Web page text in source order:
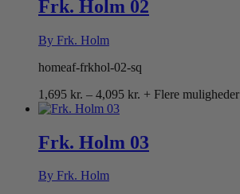
Frk. Holm 02
By Frk. Holm
homeaf-frkhol-02-sq
1,695 kr. – 4,095 kr. Prisinterval:
4,095 kr.
+ Flere muligheder
Frk. Holm 03
By Frk. Holm